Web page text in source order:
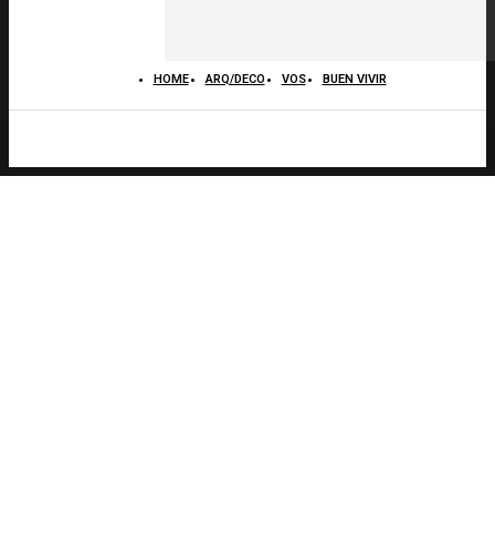
HOME ARQ/DECO VOS BUEN VIVIR